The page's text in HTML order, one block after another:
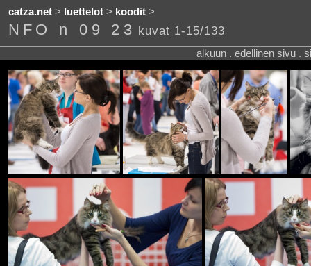
catza.net> luettelot> koodit>
NFO n 09 23 kuvat 1-15/133
alkuun . edellinen sivu .